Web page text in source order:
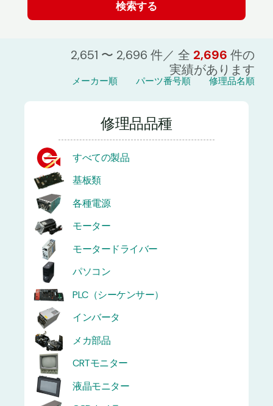
2,651 〜 2,696 件／ 全 2,696 件の
実績があります
メーカー順 パーツ番号順 修理品名順
修理品品種
すべての製品
基板類
各種電源
モーター
モータードライバー
パソコン
PLC（シーケンサー）
インバータ
メカ部品
CRTモニター
液晶モニター